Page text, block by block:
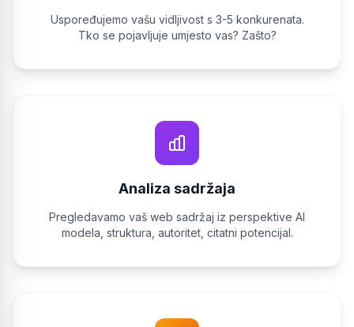
Uspoređujemo vašu vidljivost s 3-5 konkurenata.
Tko se pojavljuje umjesto vas? Zašto?
Analiza sadržaja
Pregledavamo vaš web sadržaj iz perspektive AI
modela, struktura, autoritet, citatni potencijal.